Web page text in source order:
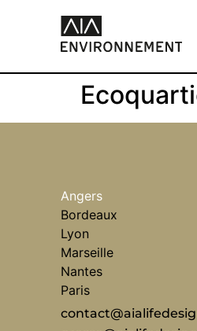
Angers
Bordeaux
Lyon
Marseille
Nantes
Paris